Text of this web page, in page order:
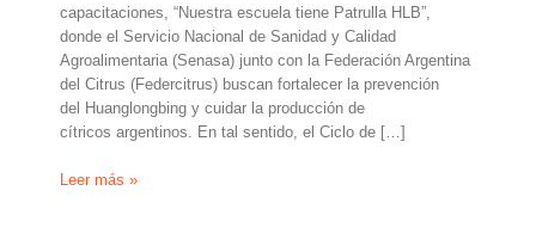
capacitaciones, “Nuestra escuela tiene Patrulla HLB”,
donde el Servicio Nacional de Sanidad y Calidad
Agroalimentaria (Senasa) junto con la Federación Argentina
del Citrus (Federcitrus) buscan fortalecer la prevención
del Huanglongbing y cuidar la producción de
cítricos argentinos. En tal sentido, el Ciclo de […]
Más
Leer más »